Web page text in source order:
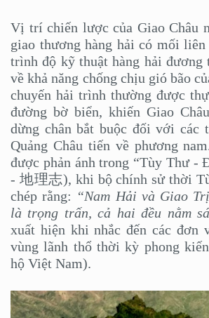
Vị trí chiến lược của Giao Châu
giao thương hàng hải có mối
trình độ kỹ thuật hàng hải đương
về khả năng chống chịu gió bão
chuyến hải trình thường được
đường bờ biển, khiến Giao
dừng chân bắt buộc đối với các
Quảng Châu tiến về phương
được phản ánh trong “Tùy Thư -
- 地理志), khi bộ chính sử thời
chép rằng: “Nam Hải và Giao
là trọng trấn, cả hai đều nằm
xuất hiện khi nhắc đến các đơn
vùng lãnh thổ thời kỳ phong
hộ Việt Nam).